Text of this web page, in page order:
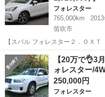
フォレスター
765,000km
笛吹市
【スバル フォレスター２．０ＸＴ Ｅｙｅ
↓↓ https://www.otoron.jp/lists/
☆Bluetooth ...
山梨 笛吹市 フォレスター
【20万で👌3
ォレスター/
250,000円
フォレスター